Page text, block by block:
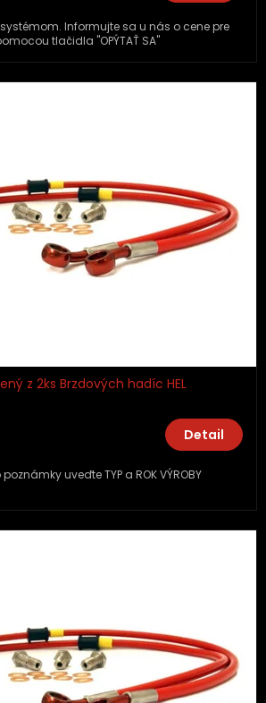
systémom. Informujte sa u nás o cene pre
tlačidla "OPÝTAŤ SA"
z 2ks Brzdových hadíc HEL
Detail
uveďte TYP a ROK VÝROBY